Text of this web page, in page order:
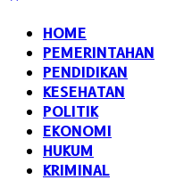
HOME
PEMERINTAHAN
PENDIDIKAN
KESEHATAN
POLITIK
EKONOMI
HUKUM
KRIMINAL